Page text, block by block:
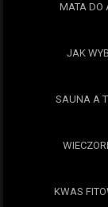
MATA DO
JAK
SAUNA A
KWAS